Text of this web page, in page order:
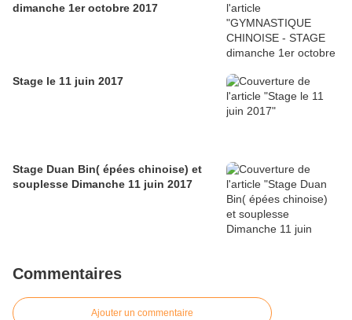
dimanche 1er octobre 2017
Stage le 11 juin 2017
Stage Duan Bin( épées chinoise) et
souplesse Dimanche 11 juin 2017
Commentaires
Ajouter un commentaire